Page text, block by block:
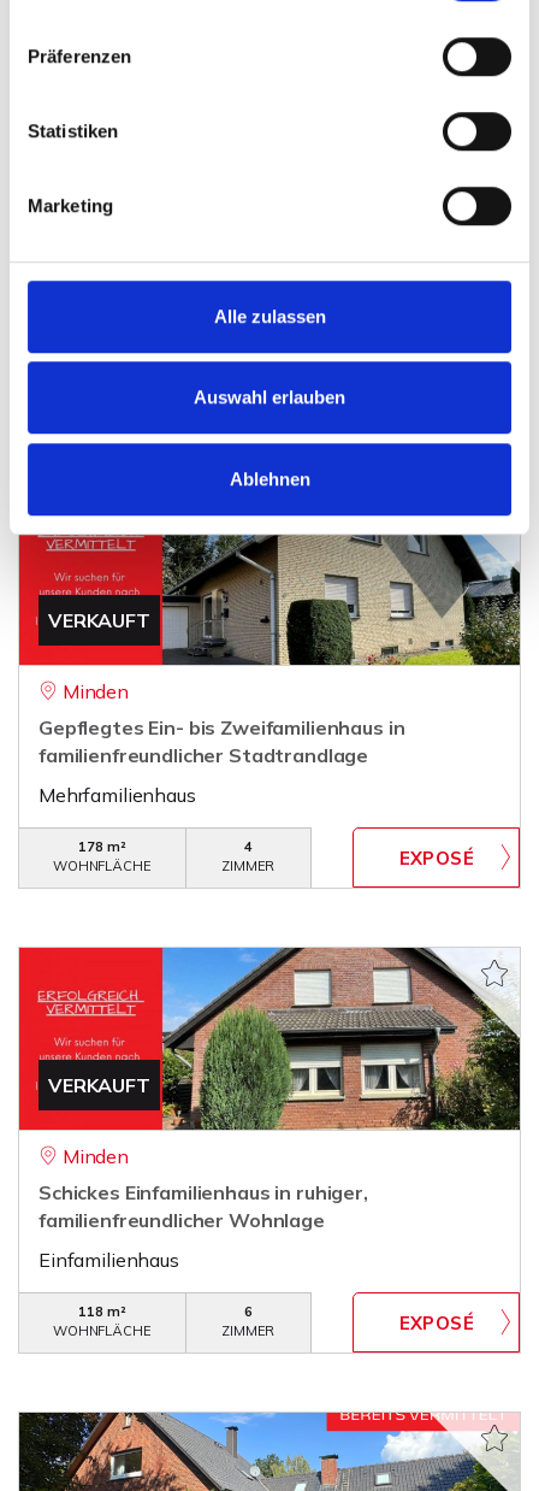
Präferenzen
Statistiken
Marketing
Alle zulassen
Auswahl erlauben
Ablehnen
Tolles Baugrundstück in Minden - Häverstädt
VERKAUFT
Minden
Gepflegtes Ein- bis Zweifamilienhaus in
familienfreundlicher Stadtrandlage
Mehrfamilienhaus
178 m²
WOHNFLÄCHE
4
ZIMMER
VERKAUFT
Minden
Schickes Einfamilienhaus in ruhiger,
familienfreundlicher Wohnlage
Einfamilienhaus
118 m²
WOHNFLÄCHE
6
ZIMMER